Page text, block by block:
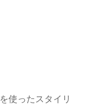
使ったスタイリ